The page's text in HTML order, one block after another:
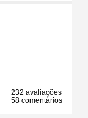
232 avaliações
58 comentários